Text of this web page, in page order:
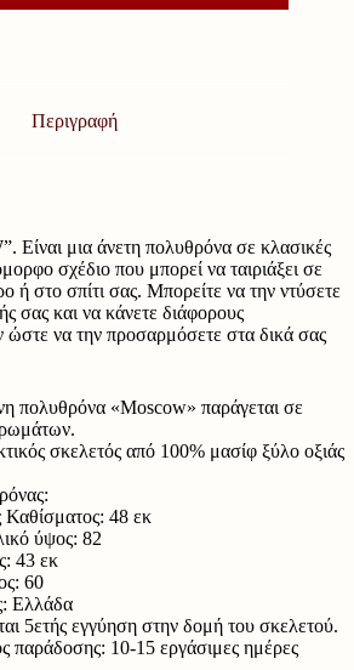
Περιγραφή
μια άνετη πολυθρόνα σε κλασικές
σχέδιο που μπορεί να ταιριάξει σε
ή στο σπίτι σας. Μπορείτε να την ντύσετε
σας και να κάνετε διάφορους
να την προσαρμόσετε στα δικά σας
πολυθρόνα «Moscow» παράγεται σε
σκελετός από 100% μασίφ ξύλο οξιάς
48 εκ
ύψος: 82
43 εκ
60
Ελλάδα
5ετής εγγύηση στην δομή του σκελετού.
παράδοσης: 10-15 εργάσιμες ημέρες